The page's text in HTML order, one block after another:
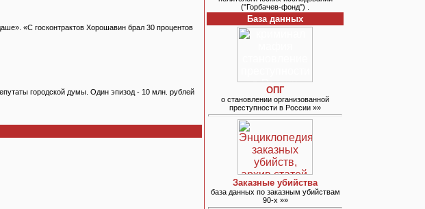
«С госконтрактов Хорошавин брал 30 процентов
городской думы. Один эпизод - 10 млн. рублей
("Горбачев-фонд") .
База данных
ОПГ
о становлении организованной
преступности в России »»
Заказные убийства
база данных по заказным убийствам
90-х »»